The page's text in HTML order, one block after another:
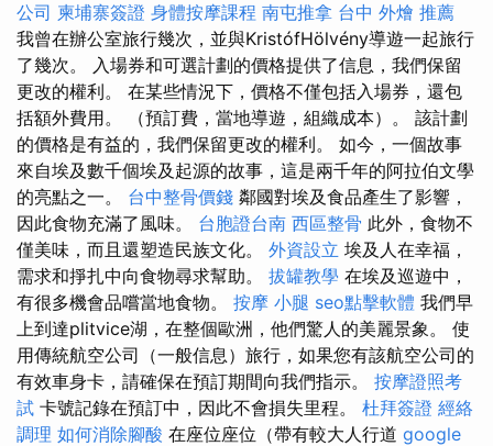
公司 柬埔寨簽證 身體按摩課程 南屯推拿 台中 外燴 推薦
我曾在辦公室旅行幾次，並與KristófHölvény導遊一起旅行
了幾次。 入場券和可選計劃的價格提供了信息，我們保留
更改的權利。 在某些情況下，價格不僅包括入場券，還包
括額外費用。 （預訂費，當地導遊，組織成本）。 該計劃
的價格是有益的，我們保留更改的權利。 如今，一個故事
來自埃及數千個埃及起源的故事，這是兩千年的阿拉伯文學
的亮點之一。 台中整骨價錢 鄰國對埃及食品產生了影響，
因此食物充滿了風味。 台胞證台南 西區整骨 此外，食物不
僅美味，而且還塑造民族文化。 外資設立 埃及人在幸福，
需求和掙扎中向食物尋求幫助。 拔罐教學 在埃及巡遊中，
有很多機會品嚐當地食物。 按摩 小腿 seo點擊軟體 我們早
上到達plitvice湖，在整個歐洲，他們驚人的美麗景象。 使
用傳統航空公司（一般信息）旅行，如果您有該航空公司的
有效車身卡，請確保在預訂期間向我們指示。 按摩證照考
試 卡號記錄在預訂中，因此不會損失里程。 杜拜簽證 經絡
調理 如何消除腳酸 在座位座位（帶有較大人行道 google